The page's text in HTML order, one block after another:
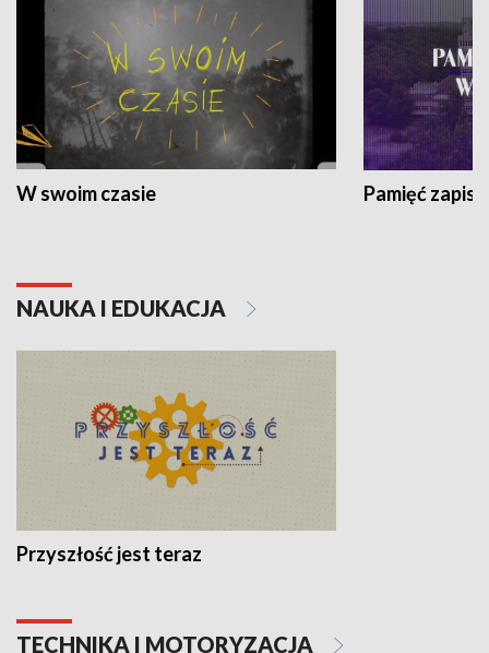
W swoim czasie Pamięć
NAUKA I EDUKACJA
Przyszłość jest teraz
TECHNIKA I MOTORYZACJA